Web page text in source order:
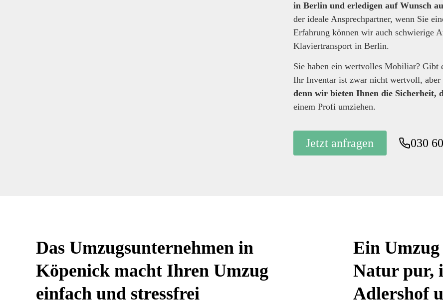
in Berlin und erledigen auf Wunsch
der ideale Ansprechpartner, wenn Sie
Erfahrung können wir auch schwierige
Klaviertransport in Berlin.
Sie haben ein wertvolles Mobiliar? Gibt
Ihr Inventar ist zwar nicht wertvoll, aber
denn wir bieten Ihnen die Sicherheit,
einem Profi umziehen.
Jetzt anfragen 030
Das Umzugsunternehmen in
Köpenick macht Ihren Umzug
einfach und stressfrei
Ein
Natur pur,
Adlershof